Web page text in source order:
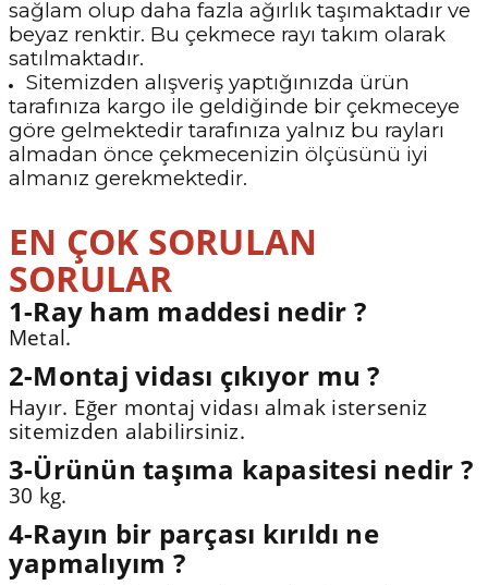
sağlam olup daha fazla ağırlık taşımaktadır ve
beyaz renktir. Bu çekmece rayı takım olarak
satılmaktadır.
Sitemizden alışveriş yaptığınızda ürün
tarafınıza kargo ile geldiğinde bir çekmeceye
göre gelmektedir tarafınıza yalnız bu rayları
almadan önce çekmecenizin ölçüsünü iyi
almanız gerekmektedir.
EN ÇOK SORULAN
SORULAR
1-Ray ham maddesi nedir ?
Metal.
2-Montaj vidası çıkıyor mu ?
Hayır. Eğer montaj vidası almak isterseniz
sitemizden alabilirsiniz.
3-Ürünün taşıma kapasitesi nedir ?
30 kg.
4-Rayın bir parçası kırıldı ne
yapmalıyım ?